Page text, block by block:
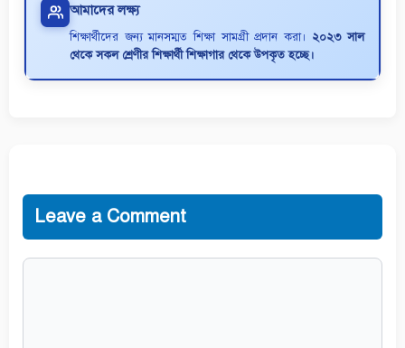
আমাদের লক্ষ্য
শিক্ষার্থীদের জন্য মানসম্মত শিক্ষা সামগ্রী প্রদান করা। ২০২৩ সাল
থেকে সকল শ্রেণীর শিক্ষার্থী শিক্ষাগার থেকে উপকৃত হচ্ছে।
Leave a Comment
Comment